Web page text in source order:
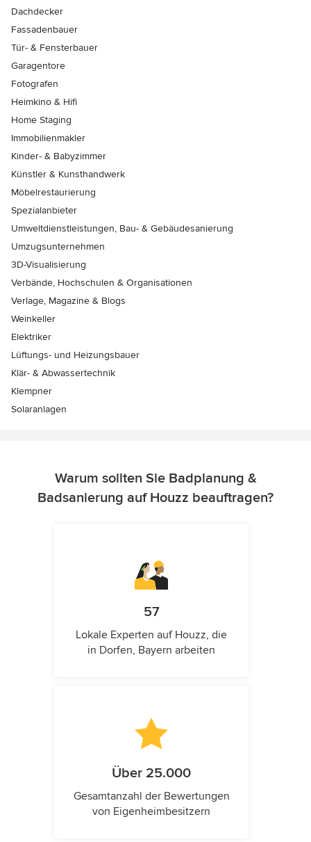
Dachdecker
Fassadenbauer
Tür- & Fensterbauer
Garagentore
Fotografen
Heimkino & Hifi
Home Staging
Immobilienmakler
Kinder- & Babyzimmer
Künstler & Kunsthandwerk
Möbelrestaurierung
Spezialanbieter
Umweltdienstleistungen, Bau- & Gebäudesanierung
Umzugsunternehmen
3D-Visualisierung
Verbände, Hochschulen & Organisationen
Verlage, Magazine & Blogs
Weinkeller
Elektriker
Lüftungs- und Heizungsbauer
Klär- & Abwassertechnik
Klempner
Solaranlagen
Warum sollten Sie Badplanung &
Badsanierung auf Houzz beauftragen?
57
Lokale Experten auf Houzz, die
in Dorfen, Bayern arbeiten
Über 25.000
Gesamtanzahl der Bewertungen
von Eigenheimbesitzern